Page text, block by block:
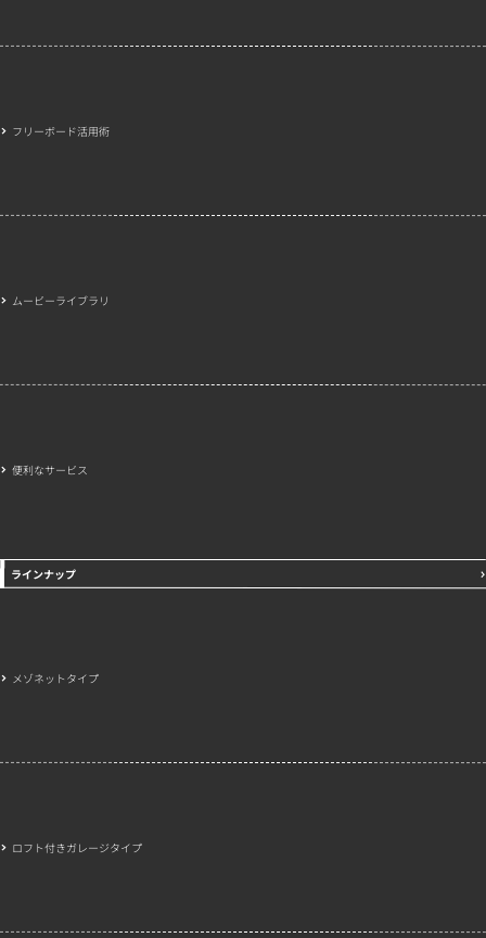
フリーボード活用術
ムービーライブラリ
便利なサービス
ラインナップ
メゾネットタイプ
ロフト付きガレージタイプ